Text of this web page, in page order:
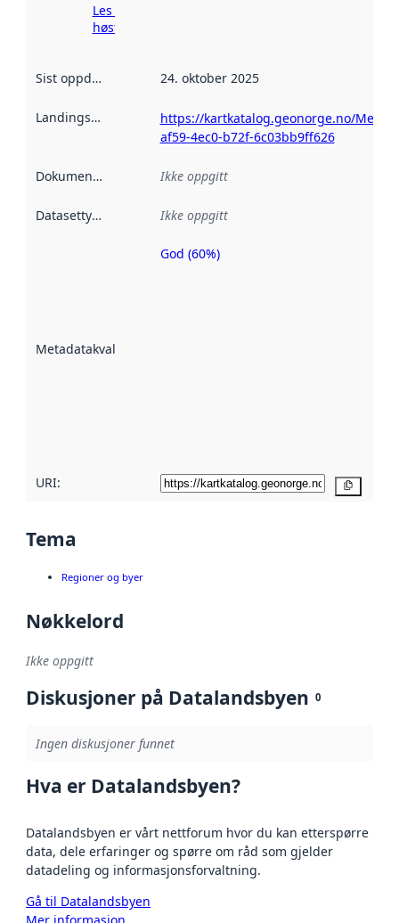
Les mer om
høsting her
Sist oppdatert 24. oktober 2025
Landingsside
https://kartkatalog.geonorge.no/
af59-4ec0-b72f-6c03bb9ff626
Dokumentasjon Ikke oppgitt
Datasettype Ikke oppgitt
Metadatakvalitet
Metadatakvalitet
God (60%)
URI:
Tema
Regioner og byer
Nøkkelord
Ikke oppgitt
Diskusjoner på Datalandsbyen 0
Ingen diskusjoner funnet
Hva er Datalandsbyen?
Datalandsbyen er vårt nettforum hvor du kan etterspørre
data, dele erfaringer og spørre om råd som gjelder
datadeling og informasjonsforvaltning.
Gå til Datalandsbyen